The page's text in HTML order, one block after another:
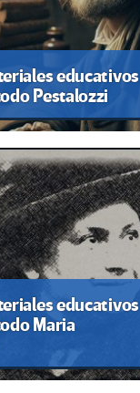
educativos
Pestalozzi
educativos
Maria